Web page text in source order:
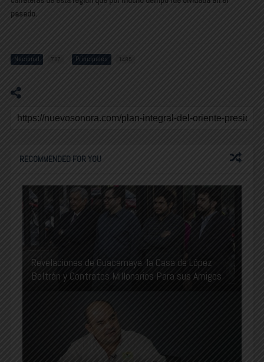
pasado.
Nacional 797 Principales 1485
RECOMMENDED FOR YOU
Revelaciones de Guacamaya: la Casa de López
Beltrán y Contratos Millonarios Para sus Amigos